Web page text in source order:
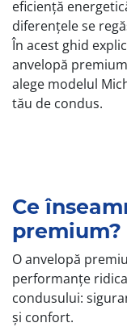
eficiență
diferențele se
În acest ghid
anvelopă
alege modelul
tău de condus.
Ce
premium?
O anvelopă
performanțe
condusului:
și confort.